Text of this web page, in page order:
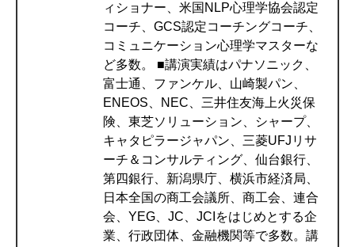
ィショナー、米国NLP心理学協会認定
コーチ、GCS認定コーチングコーチ、
コミュニケーション心理学マスターな
ど多数。 ■講演実績はパナソニック、
富士通、ファンケル、山崎製パン、
ENEOS、NEC、三井住友海上火災保
険、東芝ソリューション、シャープ、
キャタピラージャパン、三菱UFJリサ
ーチ＆コンサルティング、仙台銀行、
第四銀行、新潟県庁、横浜市経済局、
日本全国の商工会議所、商工会、連合
会、YEG、JC、JCIをはじめとする企
業、行政団体、金融機関等で多数。講